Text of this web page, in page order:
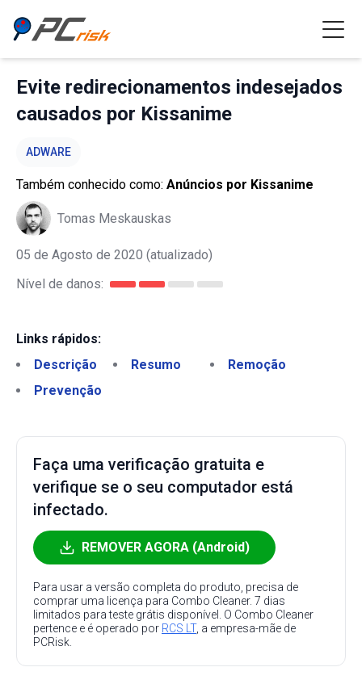
Evite redirecionamentos indesejados
causados por Kissanime
ADWARE
Também conhecido como: Anúncios por Kissanime
Tomas Meskauskas
05 de Agosto de 2020 (atualizado)
Nível de danos:
Links rápidos:
Descrição
Resumo
Remoção
Prevenção
Faça uma verificação gratuita e
verifique se o seu computador está
infectado.
REMOVER AGORA (Android)
Para usar a versão completa do produto, precisa de
comprar uma licença para Combo Cleaner. 7 dias
limitados para teste grátis disponível. O Combo Cleaner
pertence e é operado por RCS LT, a empresa-mãe de
PCRisk.